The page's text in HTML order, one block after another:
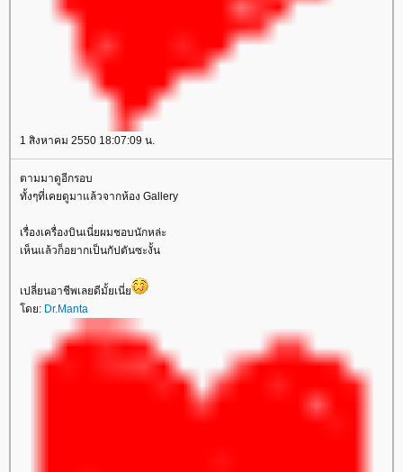
1 สิงหาคม 2550 18:07:09 น.
ตามมาดูอีกรอบ
ทั้งๆที่เคยดูมาแล้วจากห้อง Gallery
เรื่องเครื่องบินเนี่ยผมชอบนักหล่ะ
เห็นแล้วก็อยากเป็นกัปตันซะงั้น
เปลี่ยนอาชีพเลยดีมั้ยเนี่
ดย: Dr.Manta